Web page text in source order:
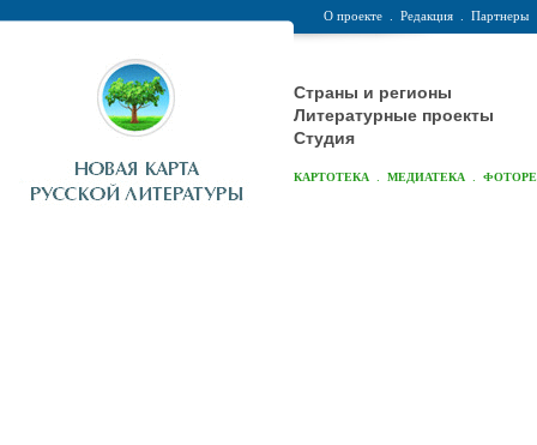
О проекте Редакция Партнеры
Страны и регионы
Литературные проекты
Студия
КАРТОТЕКА МЕДИАТЕКА